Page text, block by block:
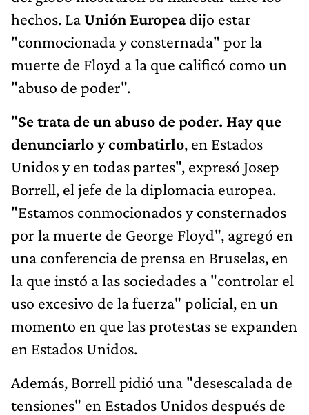
hechos. LaUnión Europeadijo estar
"conmocionada y consternada" por la
muerte de Floyd a la que calificó como un
"abuso de poder".
"Se trata de un abuso de poder. Hay que
denunciarlo y combatirlo, en Estados
Unidos y en todas partes", expresó Josep
Borrell, el jefe de la diplomacia europea.
"Estamos conmocionados y consternados
por la muerte de George Floyd", agregó en
una conferencia de prensa en Bruselas, en
la que instó a las sociedades a "controlar el
uso excesivo de la fuerza" policial, en un
momento en que las protestas se expanden
en Estados Unidos.
Además, Borrell pidió una "desescalada de
tensiones" en Estados Unidos después de